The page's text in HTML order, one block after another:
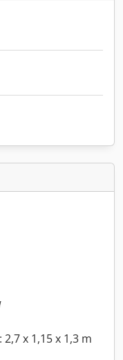
x 1,15 x 1,3 m